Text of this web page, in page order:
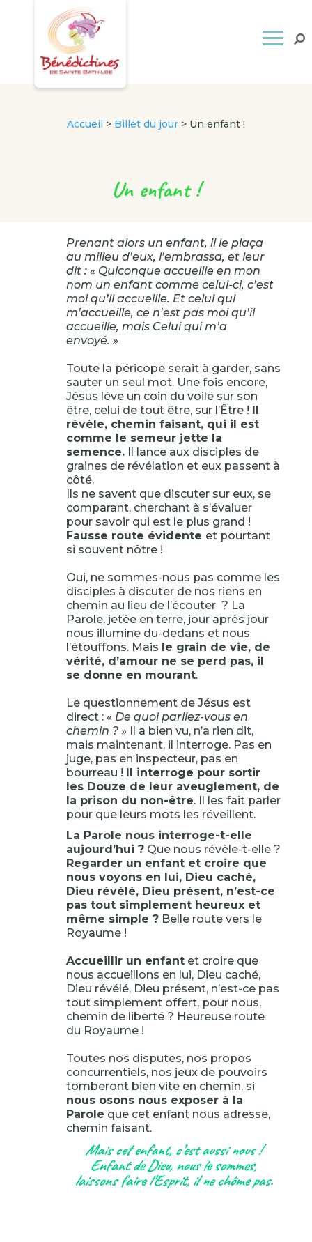
Accueil > Billet du jour> Un enfant !
Un enfant !
Prenant alors un enfant, il le plaça
au milieu d’eux, l’embrassa, et leur
dit : « Quiconque accueille en mon
nom un enfant comme celui-ci, c’est
moi qu’il accueille. Et celui qui
m’accueille, ce n’est pas moi qu’il
accueille, mais Celui qui m’a
envoyé. »
Toute la péricope serait à garder, sans
sauter un seul mot. Une fois encore,
Jésus lève un coin du voile sur son
être, celui de tout être, sur l’Être ! Il
révèle, chemin faisant, qui il est
comme le semeur jette la
semence.Il lance aux disciples de
graines de révélation et eux passent à
côté.
Ils ne savent que discuter sur eux, se
comparant, cherchant à s’évaluer
pour savoir qui est le plus grand !
Fausse route évidente et pourtant
si souvent nôtre !
Oui, ne sommes-nous pas comme les
disciples à discuter de nos riens en
chemin au lieu de l’écouter ? La
Parole, jetée en terre, jour après jour
nous illumine du-dedans et nous
l’étouffons. Mais le grain de vie, de
vérité, d’amour ne se perd pas, il
se donne en mourant.
Le questionnement de Jésus est
direct : « De quoi parliez-vous en
chemin ?» Il a bien vu, n’a rien dit,
mais maintenant, il interroge. Pas en
juge, pas en inspecteur, pas en
bourreau ! Il interroge pour sortir
les Douze de leur aveuglement, de
la prison du non-être. Il les fait parler
pour que leurs mots les réveillent.
La Parole nous interroge-t-elle
aujourd’hui ?Que nous révèle-t-elle ?
Regarder un enfant et croire que
nous voyons en lui, Dieu caché,
Dieu révélé, Dieu présent, n’est-ce
pas tout simplement heureux et
même simple ?Belle route vers le
Royaume !
Accueillir un enfantet croire que
nous accueillons en lui, Dieu caché,
Dieu révélé, Dieu présent, n’est-ce pas
tout simplement offert, pour nous,
chemin de liberté ? Heureuse route
du Royaume !
Toutes nos disputes, nos propos
concurrentiels, nos jeux de pouvoirs
tomberont bien vite en chemin, si
nous osons nous exposer à la
Parole que cet enfant nous adresse,
chemin faisant.
Mais cet enfant, c’est aussi nous !
Enfant de Dieu, nous le sommes,
laissons faire l’Esprit, il ne chôme pas.